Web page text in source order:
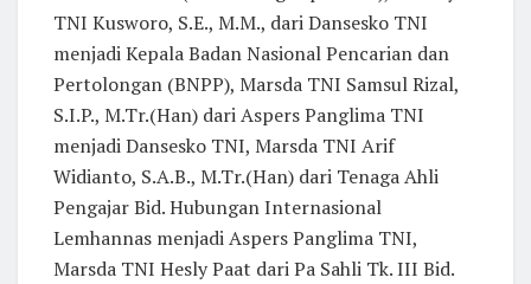
TNI Kusworo, S.E., M.M., dari Dansesko TNI
menjadi Kepala Badan Nasional Pencarian dan
Pertolongan (BNPP), Marsda TNI Samsul Rizal,
S.I.P., M.Tr.(Han) dari Aspers Panglima TNI
menjadi Dansesko TNI, Marsda TNI Arif
Widianto, S.A.B., M.Tr.(Han) dari Tenaga Ahli
Pengajar Bid. Hubungan Internasional
Lemhannas menjadi Aspers Panglima TNI,
Marsda TNI Hesly Paat dari Pa Sahli Tk. III Bid.